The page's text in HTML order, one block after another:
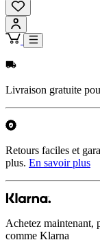
Livraison gratuite
Retours faciles et
plus. En savoir plus
Achetez maintenant,
comme Klarna